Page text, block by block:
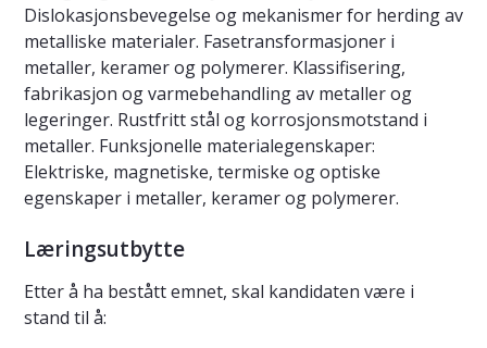
Dislokasjonsbevegelse og mekanismer for herding av
metalliske materialer. Fasetransformasjoner i
metaller, keramer og polymerer. Klassifisering,
fabrikasjon og varmebehandling av metaller og
legeringer. Rustfritt stål og korrosjonsmotstand i
metaller. Funksjonelle materialegenskaper:
Elektriske, magnetiske, termiske og optiske
egenskaper i metaller, keramer og polymerer.
Læringsutbytte
Etter å ha bestått emnet, skal kandidaten være i
stand til å: